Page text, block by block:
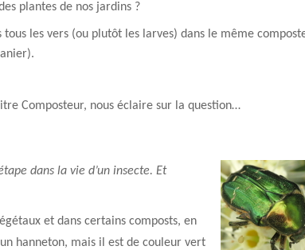
plantes de nos jardins ?
tous les vers (ou plutôt les larves) dans le même
Composteur, nous éclaire sur la question…
dans la vie d’un insecte. Et
et dans certains composts, en
hanneton, mais il est de couleur vert